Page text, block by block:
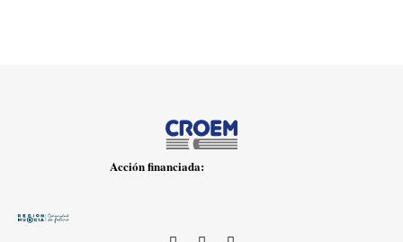
Ofertas empresas Ofertas centros
Acción financiada: